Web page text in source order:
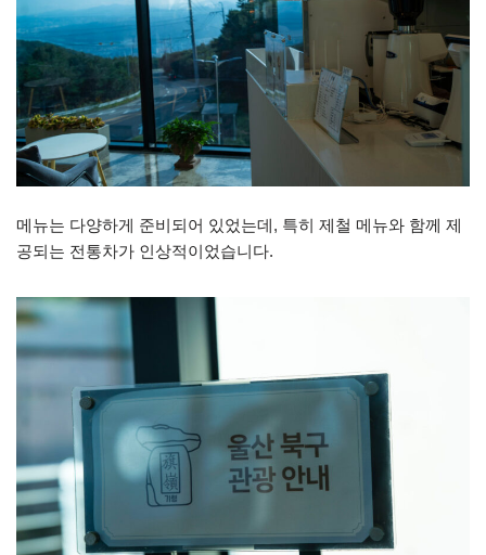
메뉴는 다양하게 준비되어 있었는데, 특히 제철 메뉴와 함께 제
공되는 전통차가 인상적이었습니다.